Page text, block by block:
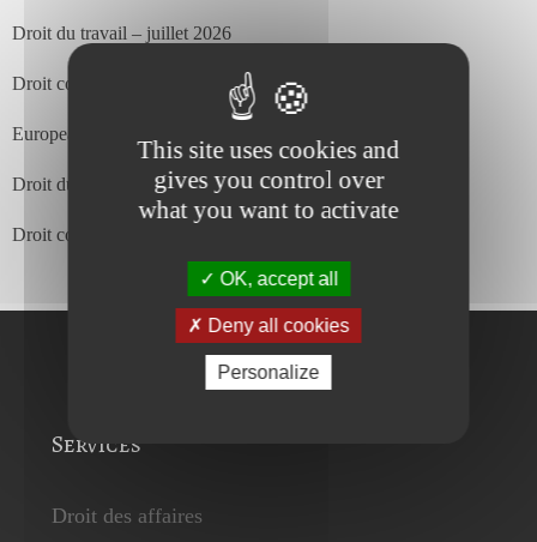
Droit du travail – juillet 2026
Droit commercial et des affaires – juillet 2026
European Court of Justice – july 2026
Droit du travail – juin 2026
Droit commercial et des affaires – juin 2026
Services
Droit des affaires
This site uses cookies and
gives you control over
what you want to activate
OK, accept all
Deny all cookies
Personalize